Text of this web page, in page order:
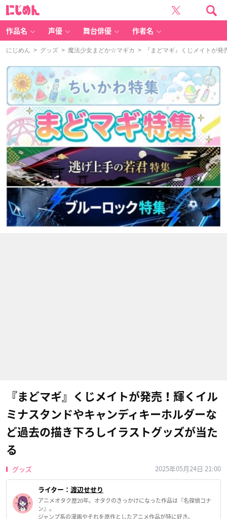
作品名 声優 舞台俳優 作者名
にじめん > グッズ > 魔法少女まどか☆マギカ > 『まどマギ』くじメイトが発
『まどマギ』くじメイトが発売！輝くイル
ミナスタンドやキャンディキーホルダーな
ど過去の描き下ろしイラストグッズが当た
る
グッズ 2025年05月24日 21:00
ライター： 渡辺せせり
アニメオタク歴20年。オタクのきっかけになった作品は『名探偵コナ
ン』。
ジャンプ系の漫画やそれを原作としたアニメ作品が特に好き。